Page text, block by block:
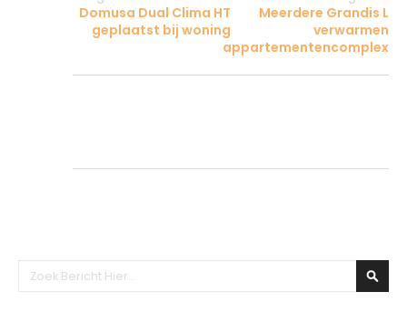
Domusa Dual Clima HT
geplaatst bij woning
Meerdere Grandis L
verwarmen
appartementencomplex
Zoeken